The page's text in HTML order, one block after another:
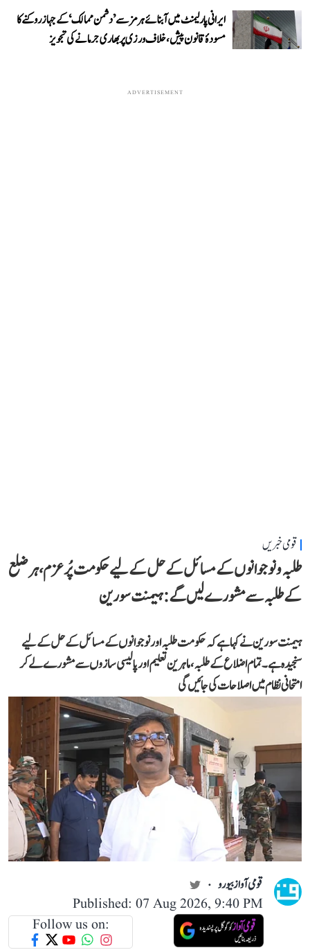
ایرانی پارلیمنٹ میں آبنائے ہرمز سے ’دشمن ممالک‘ کے جہاز روکنے کا
مسودۂ قانون پیش، خلاف ورزی پر بھاری جرمانے کی تجویز
ADVERTISEMENT
قومی خبریں
طلبہ و نوجوانوں کے مسائل کے حل کے لیے حکومت پُرعزم، ہر ضلع
کے طلبہ سے مشورے لیں گے: ہیمنت سورین
ہیمنت سورین نے کہا ہے کہ حکومت طلبہ اور نوجوانوں کے مسائل کے حل کے لیے
سنجیدہ ہے۔ تمام اضلاع کے طلبہ، ماہرین تعلیم اور پالیسی سازوں سے مشورے لے کر
امتحانی نظام میں اصلاحات کی جائیں گی
قومی آواز بیورو
Published: 07 Aug 2026, 9:40 PM
Follow us on: